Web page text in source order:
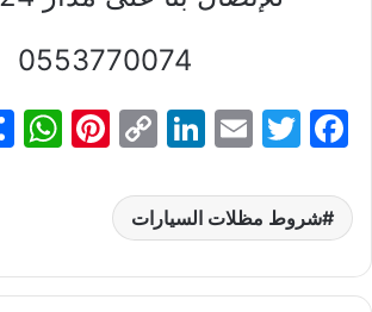
0553770074
F
c
e
b
T
itt
er
E
ai
l
Li
k
e
dI
C
p
y
Li
Pi
st
شروط مظلات السيارات